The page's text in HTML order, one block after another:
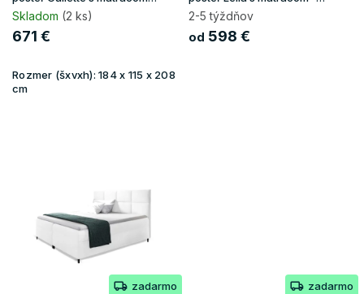
t
o
180x200 - hnedá
Skladom (2 ks)
671 €
Rozmer (šxvxh): 184 x 115 x 208
cm
béžová
2-5 týždňov
od 598 €
zadarmo
zadarmo